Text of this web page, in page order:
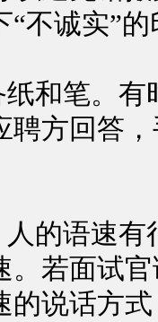
“不诚实”
笔。有
聘方回答
语速有
。若面试
的说话方